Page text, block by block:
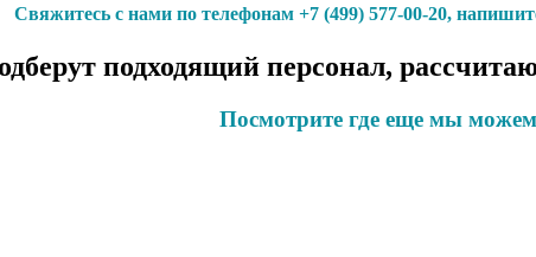
Свяжитесь с нами по телефонам +7 (499) 577-00-20,
подходящий персонал,
Посмотрите где еще мы